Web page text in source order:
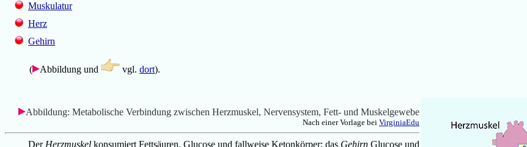
Muskulatur
Herz
Gehirn
( Abbildung und vgl. dort).
Abbildung: Metabolische Verbindung zwischen Herzmuskel, Nervensystem, Fett- und Muskelgewebe
Nach einer Vorlage bei VirginiaEdu
Der Herzmuskel konsumiert Fettsäuren, Glucose und fallweise Ketonkörper; das Gehirn Glucose und